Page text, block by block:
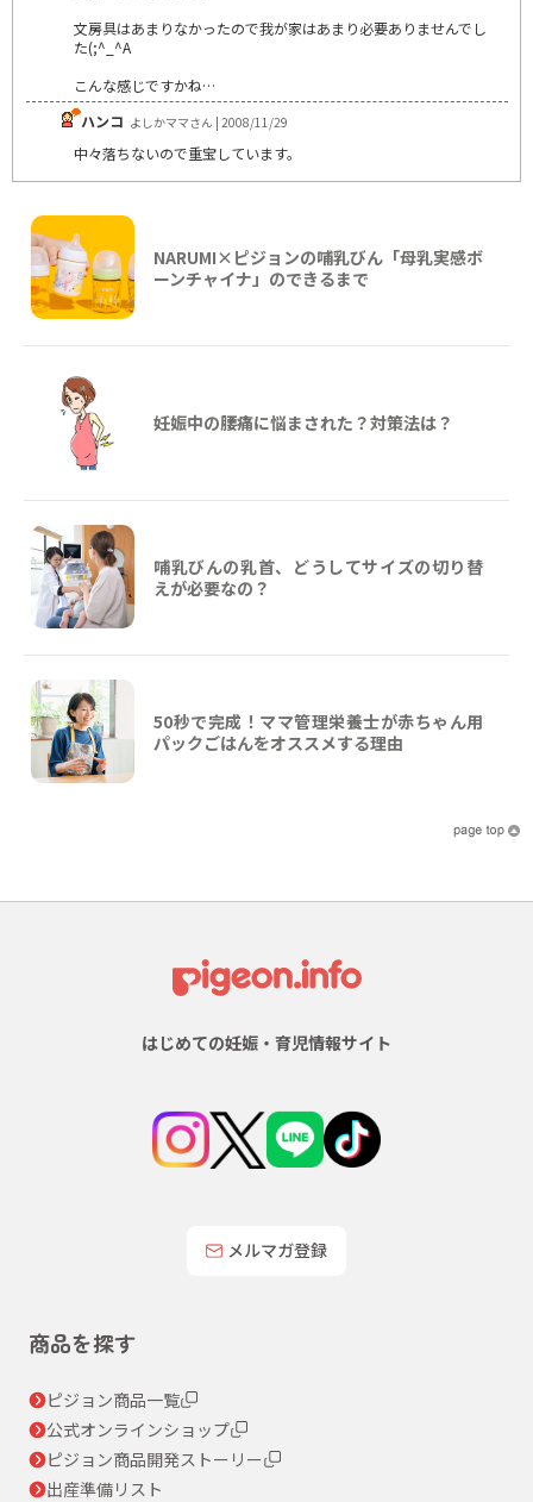
文房具はあまりなかったので我が家はあまり必要ありませんでし
た(;^_^A
こんな感じですかね…
ハンコ よしかママさん | 2008/11/29
中々落ちないので重宝しています。
NARUMI×ピジョンの哺乳びん「母乳実感ボ
ーンチャイナ」のできるまで
妊娠中の腰痛に悩まされた？対策法は？
哺乳びんの乳首、どうしてサイズの切り替
えが必要なの？
50秒で完成！ママ管理栄養士が赤ちゃん用
パックごはんをオススメする理由
はじめての妊娠・育児情報サイト
メルマガ登録
商品を探す
ピジョン商品一覧
公式オンラインショップ
ピジョン商品開発ストーリー
出産準備リスト